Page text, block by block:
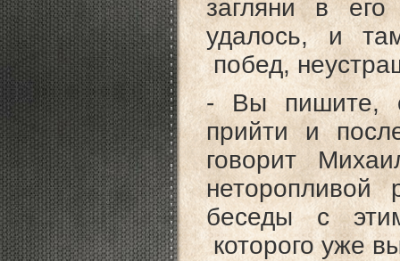
загляни в
удалось, и
побед,
- Вы пишите,
прийти и
говорит
неторопливой
беседы с
которого уже